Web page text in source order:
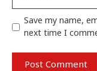
Save my name,
next time I